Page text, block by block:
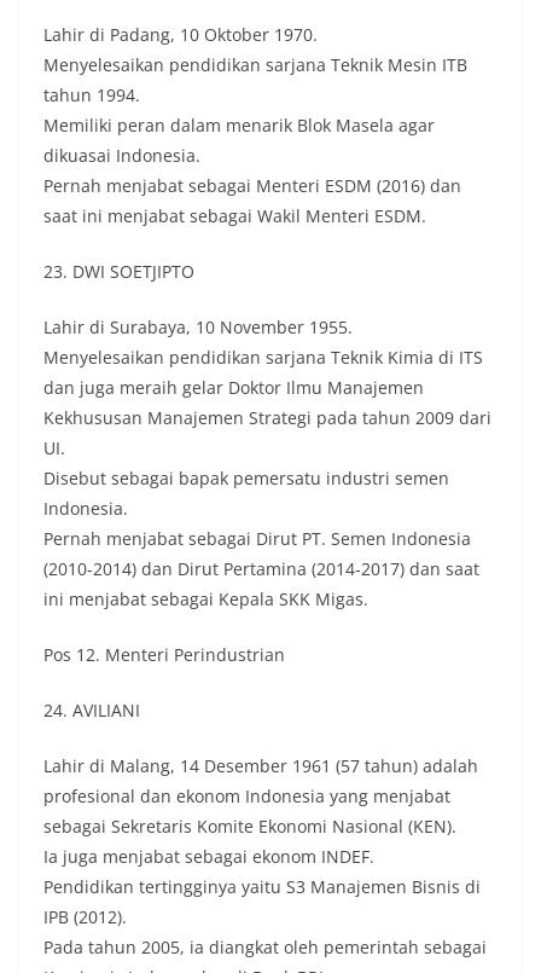
Lahir di Padang, 10 Oktober 1970.
Menyelesaikan pendidikan sarjana Teknik Mesin ITB
tahun 1994.
Memiliki peran dalam menarik Blok Masela agar
dikuasai Indonesia.
Pernah menjabat sebagai Menteri ESDM (2016) dan
saat ini menjabat sebagai Wakil Menteri ESDM.
23. DWI SOETJIPTO
Lahir di Surabaya, 10 November 1955.
Menyelesaikan pendidikan sarjana Teknik Kimia di ITS
dan juga meraih gelar Doktor Ilmu Manajemen
Kekhususan Manajemen Strategi pada tahun 2009 dari
UI.
Disebut sebagai bapak pemersatu industri semen
Indonesia.
Pernah menjabat sebagai Dirut PT. Semen Indonesia
(2010-2014) dan Dirut Pertamina (2014-2017) dan saat
ini menjabat sebagai Kepala SKK Migas.
Pos 12. Menteri Perindustrian
24. AVILIANI
Lahir di Malang, 14 Desember 1961 (57 tahun) adalah
profesional dan ekonom Indonesia yang menjabat
sebagai Sekretaris Komite Ekonomi Nasional (KEN).
Ia juga menjabat sebagai ekonom INDEF.
Pendidikan tertingginya yaitu S3 Manajemen Bisnis di
IPB (2012).
Pada tahun 2005, ia diangkat oleh pemerintah sebagai